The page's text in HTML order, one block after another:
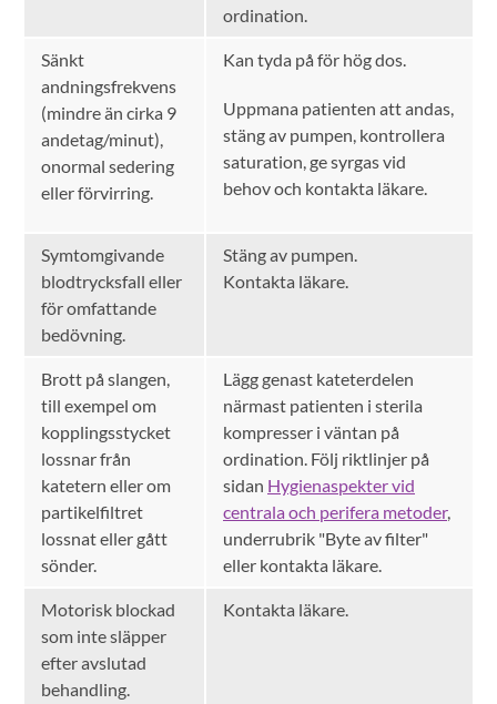
ordination.
Sänkt
andningsfrekvens
(mindre än cirka 9
andetag/minut),
onormal sedering
eller förvirring.
Kan tyda på för hög dos.
Uppmana patienten att andas,
stäng av pumpen, kontrollera
saturation, ge syrgas vid
behov och kontakta läkare.
Symtomgivande
blodtrycksfall eller
för omfattande
bedövning.
Stäng av pumpen.
Kontakta läkare.
Brott på slangen,
till exempel om
kopplingsstycket
lossnar från
katetern eller om
partikelfiltret
lossnat eller gått
sönder.
Lägg genast kateterdelen
närmast patienten i sterila
kompresser i väntan på
ordination. Följ riktlinjer på
sidan Hygienaspekter vid
centrala och perifera metoder,
underrubrik "Byte av filter"
eller kontakta läkare.
Motorisk blockad
som inte släpper
efter avslutad
behandling.
Kontakta läkare.